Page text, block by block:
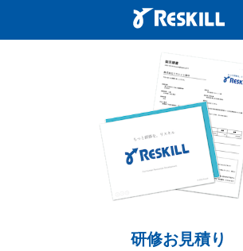
研修お見積り